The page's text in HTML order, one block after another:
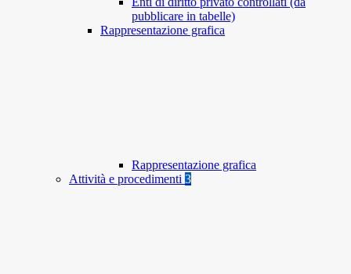
pubblicare in tabelle)
Rappresentazione grafica
Rappresentazione grafica
Attività e procedimenti 3